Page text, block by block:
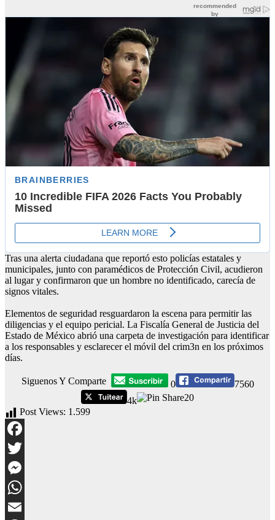
Tras una alerta ciudadana que reportó esto policías estatales y
municipales, junto con paramédicos de Protección Civil, acudieron
al lugar y confirmaron que un hombre no identificado, carecía de
signos vitales.
Elementos de seguridad resguardaron la escena para permitir las
diligencias y el equipo pericial. La Fiscalía General de Justicia del
Estado de México abrió una carpeta de investigación para identificar
a los responsables y esclarecer el móvil del crim3n en los próximos
días.
Siguenos Y Comparte 0
7560
4k
20
Post Views: 1.599
Facebook
Twitter
Messenger
WhatsApp